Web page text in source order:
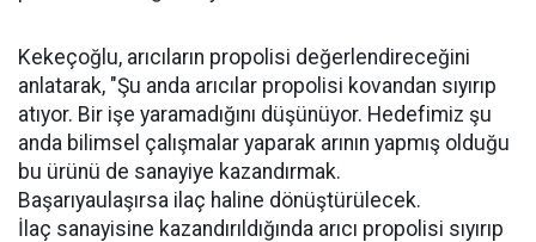
Kekeçoğlu, arıcıların propolisi değerlendireceğini
anlatarak, "Şu anda arıcılar propolisi kovandan sıyırıp
atıyor. Bir işe yaramadığını düşünüyor. Hedefimiz şu
anda bilimsel çalışmalar yaparak arının yapmış olduğu
bu ürünü de sanayiye kazandırmak.
Başarıyaulaşırsa ilaç haline dönüştürülecek.
İlaç sanayisine kazandırıldığında arıcı propolisi sıyırıp